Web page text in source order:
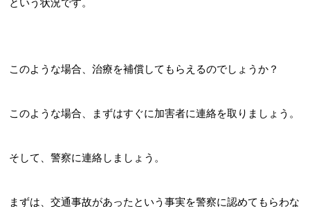
という状況です。
このような場合、治療を補償してもらえるのでしょうか？
このような場合、まずはすぐに加害者に連絡を取りましょう。
そして、警察に連絡しましょう。
まずは、交通事故があったという事実を警察に認めてもらわな